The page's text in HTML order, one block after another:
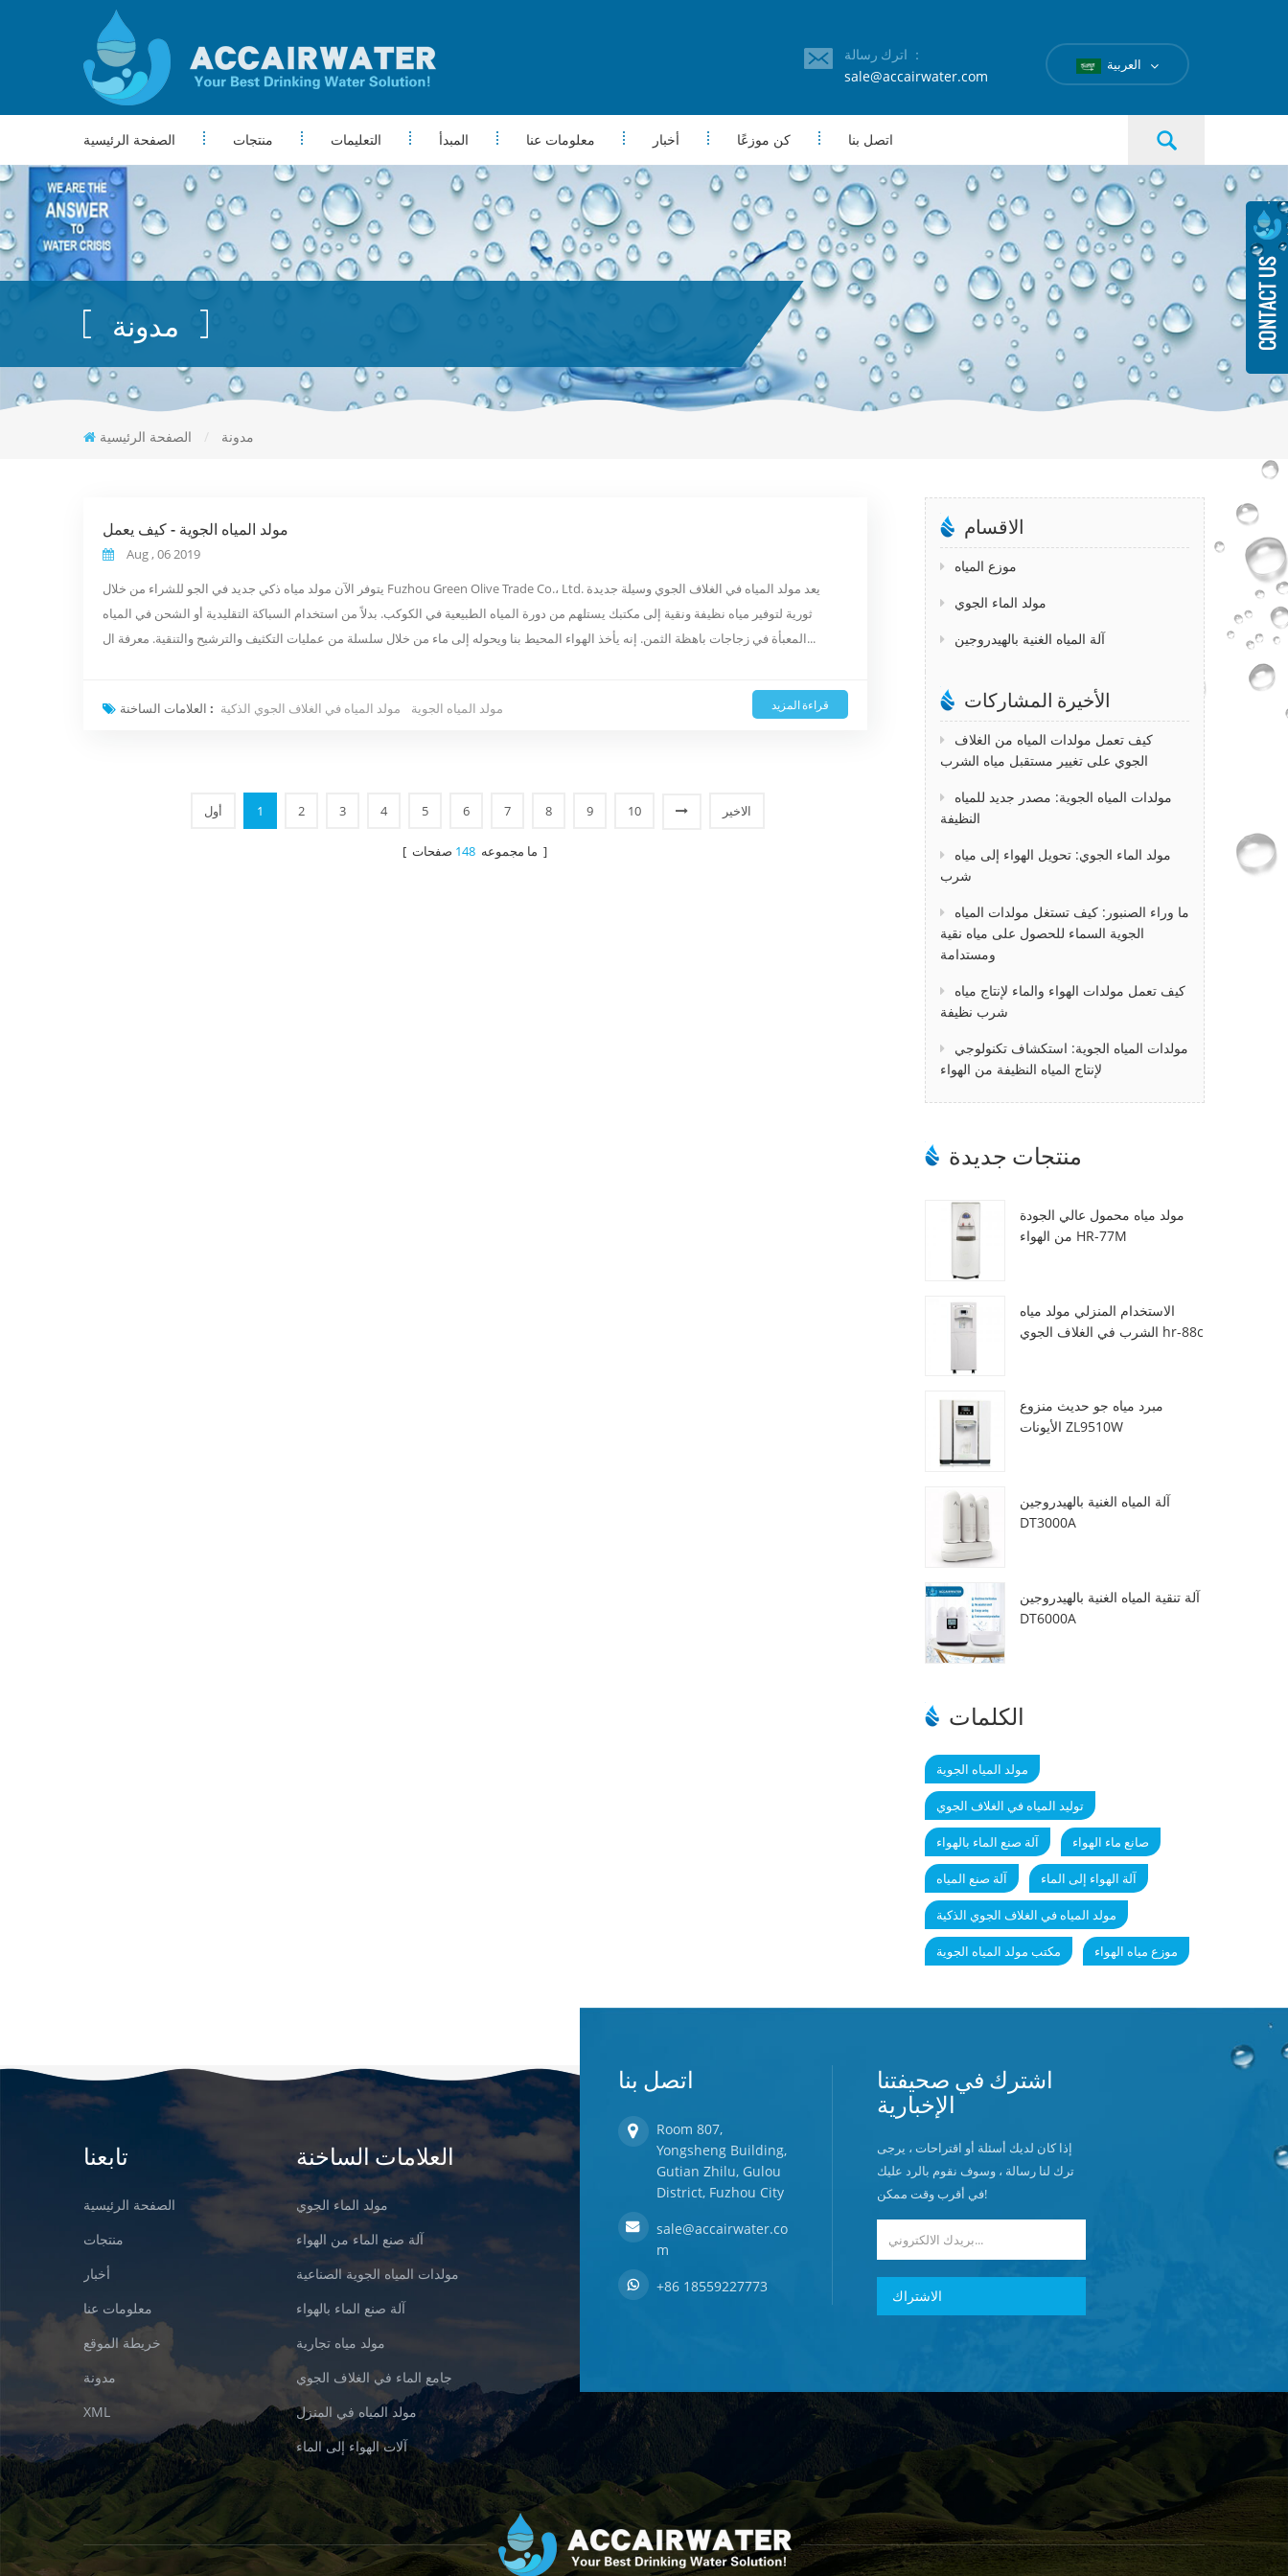
اترك رسالة ：
sale@accairwater.com
الصفحة الرئيسية منتجات التعليمات المبدأ معلومات عنا أخبار كن موزعًا اتصل بنا
مدونة
الصفحة الرئيسية / مدونة
مولد المياه الجوية - كيف يعمل
Aug , 06 2019
يتوفر الآن مولد مياه ذكي جديد في الجو للشراء من خلال Fuzhou Green Olive Trade Co.، Ltd. يعد مولد المياه في الغلاف الجوي وسيلة جديدة
ثورية لتوفير مياه نظيفة ونقية إلى مكتبك يستلهم من دورة المياه الطبيعية في الكوكب. بدلاً من استخدام السباكة التقليدية أو الشحن في المياه
المعبأة في زجاجات باهظة الثمن. إنه يأخذ الهواء المحيط بنا ويحوله إلى ماء من خلال سلسلة من عمليات التكثيف والترشيح والتنقية. معرفة ال...
العلامات الساخنة : مولد المياه الجوية مولد المياه في الغلاف الجوي الذكية قراءة المزيد
أول 1 2 3 4 5 6 7 8 9 10 الاخير
[ ما مجموعه 148 صفحات ]
الاقسام
موزع المياه
مولد الماء الجوي
آلة المياه الغنية بالهيدروجين
الأخيرة المشاركات
كيف تعمل مولدات المياه من الغلاف
الجوي على تغيير مستقبل مياه الشرب
مولدات المياه الجوية: مصدر جديد للمياه
النظيفة
مولد الماء الجوي: تحويل الهواء إلى مياه
شرب
ما وراء الصنبور: كيف تستغل مولدات المياه
الجوية السماء للحصول على مياه نقية
ومستدامة
كيف تعمل مولدات الهواء والماء لإنتاج مياه
شرب نظيفة
مولدات المياه الجوية: استكشاف تكنولوجي
لإنتاج المياه النظيفة من الهواء
منتجات جديدة
مولد مياه محمول عالي الجودة
من الهواء HR-77M
الاستخدام المنزلي مولد مياه
الشرب في الغلاف الجوي hr-88c
مبرد مياه جو حديث منزوع
الأيونات ZL9510W
آلة المياه الغنية بالهيدروجين
DT3000A
آلة تنقية المياه الغنية بالهيدروجين
DT6000A
الكلمات
مولد المياه الجوية
توليد المياه في الغلاف الجوي
آلة صنع الماء بالهواء صانع ماء الهواء
آلة صنع المياه آلة الهواء إلى الماء
مولد المياه في الغلاف الجوي الذكية
مكتب مولد المياه الجوية موزع مياه الهواء
تابعنا
الصفحة الرئيسية
منتجات
أخبار
معلومات عنا
خريطة الموقع
مدونة
XML
العلامات الساخنة
مولد الماء الجوي
آلة صنع الماء من الهواء
مولدات المياه الجوية الصناعية
آلة صنع الماء بالهواء
مولد مياه تجارية
جامع الماء في الغلاف الجوي
مولد المياه في المنزل
آلات الهواء إلى الماء
اتصل بنا
Room 807,
Yongsheng Building,
Gutian Zhilu, Gulou
District, Fuzhou City
sale@accairwater.co
m
+86 18559227773
اشترك في صحيفتنا
الإخبارية
إذا كان لديك أسئلة أو اقتراحات ، يرجى
ترك لنا رسالة ، وسوف نقوم بالرد عليك
في أقرب وقت ممكن!
الاشتراك